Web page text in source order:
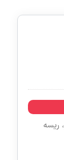
، ریسه